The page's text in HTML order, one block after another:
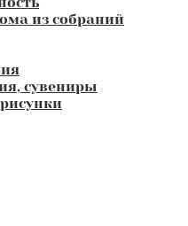
из собраний
сувениры